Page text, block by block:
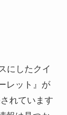
にしたクイ
レット』が
れています